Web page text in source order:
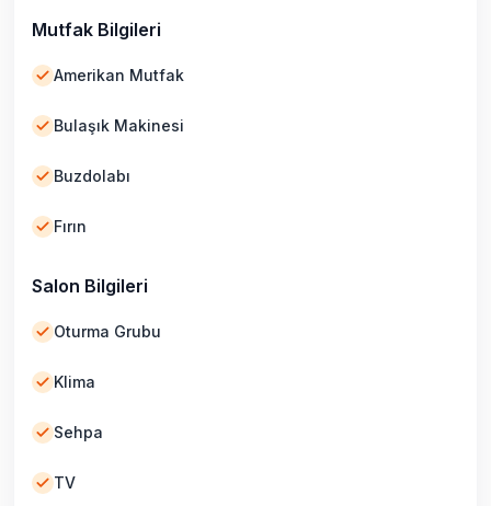
Mutfak Bilgileri
Amerikan Mutfak
Bulaşık Makinesi
Buzdolabı
Fırın
Salon Bilgileri
Oturma Grubu
Klima
Sehpa
TV